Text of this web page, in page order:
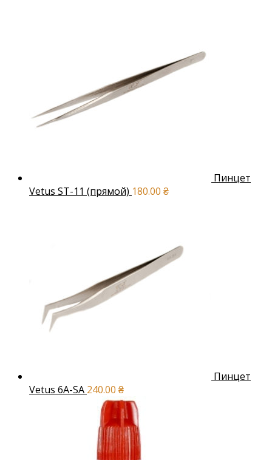
Пинцет
Vetus ST-11 (прямой) 180.00 ₴
Пинцет
Vetus 6A-SA 240.00 ₴